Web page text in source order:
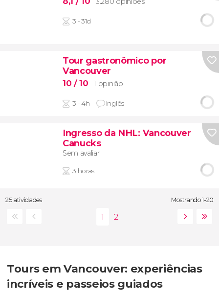
3 - 31d
Tour gastronômico por
Vancouver
10 / 10 1 opinião
3 - 4h Inglês
Ingresso da NHL: Vancouver
Canucks
Sem avaliar
3 horas
25 atividades Mostrando 1-20
Tours em Vancouver: experiências
incríveis e passeios guiados